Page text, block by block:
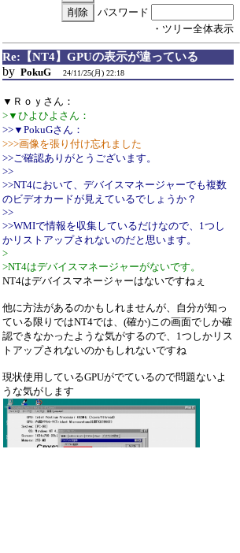
パスワード
・ツリー全体表示
Re:【NT4】GPUの表示が違っている
by PokuG 24/11/25(月) 22:18
▼Ｒｏｙさん：
>▼ひよひよさん：
>>▼PokuGさん：
>>>画像を張り付け忘れました
>>ご確認ありがとうございます。
>>
>>NT4において、デバイスマネージャーでも複数
のビデオカードが見えているでしょうか？
>>
>>WMIで情報を収集しているだけなので、1つし
かリストアップされないのだと思います。
>
>NT4はデバイスマネージャーがないです。
NT4はデバイスマネージャーはないですねぇ
他に方法があるのかもしれませんが、自分が知っ
ている限りではNT4では、(確か)この画面でしか確
認できなかったような気がするので、1つしかリス
トアップされないのかもしれないですね
現状使用しているGPUがでているので問題ないよ
うな気がします